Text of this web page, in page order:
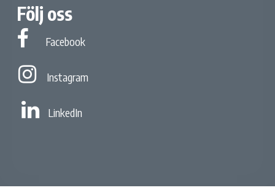
Följ oss
Facebook
Facebook
Instagram
Instagram
LinkedIn
Linked In